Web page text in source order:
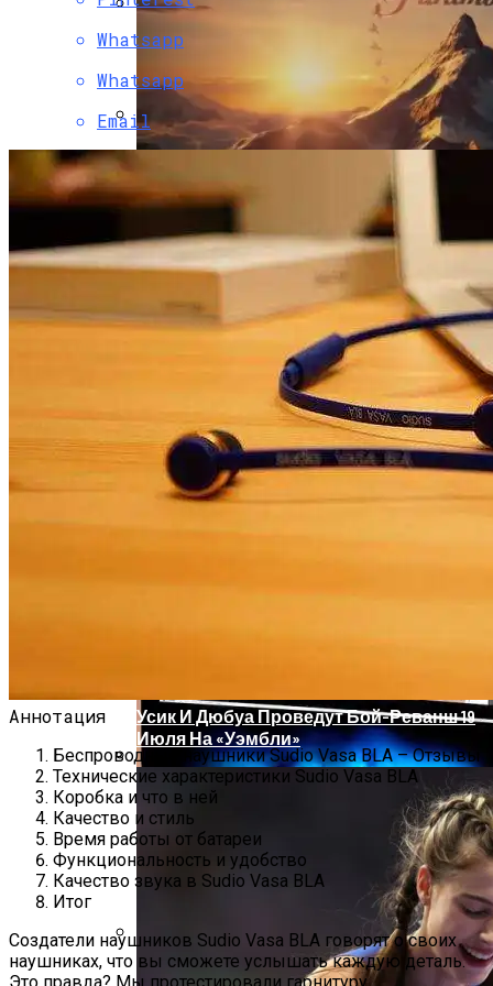
Гаражные Ворота Рольставни
Два Прораба — Информационный
Строительный Портал
Двухэтажный Дом: Подготовительный
Этап Строительства, Основные Этапы
Возведения
Проект Дома С Верандой И Террасой +
Фотопринтер HP Sprocket — Обзор
Устройства Для Мобильной Печати
Paramount Получит Права На
Трансляцию UFC В США За $7,7 Млрд
Усик И Дюбуа Проведут Бой-Реванш 19
Июля На «Уэмбли»
Whatsapp
Whatsapp
Email
Аннотация
Беспроводные наушники Sudio Vasa BLA – Отзывы
Технические характеристики Sudio Vasa BLA
Коробка и что в ней
Качество и стиль
Время работы от батареи
Функциональность и удобство
Качество звука в Sudio Vasa BLA
Итог
Создатели наушников Sudio Vasa BLA говорят о своих
наушниках, что вы сможете услышать каждую деталь.
Это правда? Мы протестировали гарнитуру.